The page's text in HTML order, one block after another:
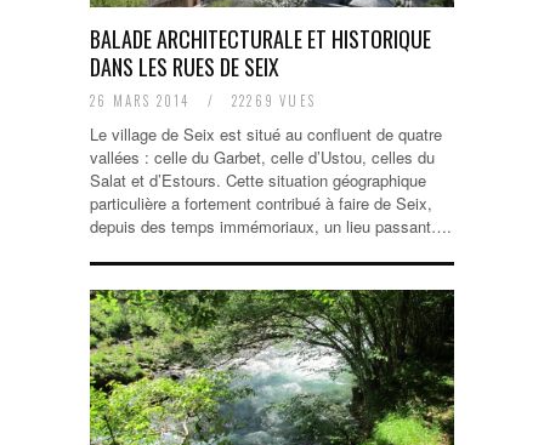
BALADE ARCHITECTURALE ET HISTORIQUE
DANS LES RUES DE SEIX
26 MARS 2014 / 22269 VUES
Le village de Seix est situé au confluent de quatre
vallées : celle du Garbet, celle d’Ustou, celles du
Salat et d’Estours. Cette situation géographique
particulière a fortement contribué à faire de Seix,
depuis des temps immémoriaux, un lieu passant….